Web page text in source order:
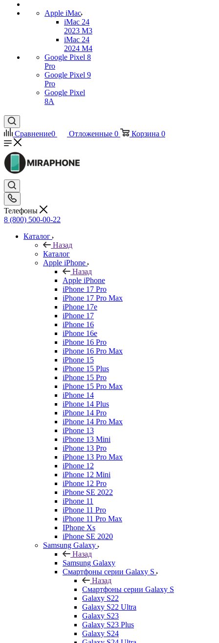
Apple iMac
iMac 24
2023 M3
iMac 24
2024 M4
Google Pixel 8
Pro
Google Pixel 9
Pro
Google Pixel
8A
Сравнение0 Отложенные 0 Корзина 0
Телефоны
8 (800) 500-00-22
Каталог
Назад
Каталог
Apple iPhone
Назад
Apple iPhone
iPhone 17 Pro
iPhone 17 Pro Max
iPhone 17e
iPhone 17
iPhone 16
iPhone 16e
iPhone 16 Pro
iPhone 16 Pro Max
iPhone 15
iPhone 15 Plus
iPhone 15 Pro
iPhone 15 Pro Max
iPhone 14
iPhone 14 Plus
iPhone 14 Pro
iPhone 14 Pro Max
iPhone 13
iPhone 13 Mini
iPhone 13 Pro
iPhone 13 Pro Max
iPhone 12
iPhone 12 Mini
iPhone 12 Pro
iPhone SE 2022
iPhone 11
iPhone 11 Pro
iPhone 11 Pro Max
IPhone Xs
iPhone SE 2020
Samsung Galaxy
Назад
Samsung Galaxy
Смартфоны серии Galaxy S
Назад
Смартфоны серии Galaxy S
Galaxy S22
Galaxy S22 Ultra
Galaxy S23
Galaxy S23 Plus
Galaxy S24